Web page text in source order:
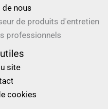
nous
de produits d'entretien
professionnels
site
cookies